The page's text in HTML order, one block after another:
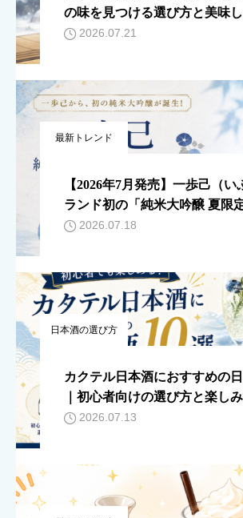
の味を見つける選び方と美味
2026.07.21
最新トレンド
【2026年7月発売】一歩己（い
ランド初の「純米大吟醸 夏限
場！この夏飲みたい一本。
2026.07.18
日本酒の選び方
カクテル日本酒におすすめの
｜初心者向けの選び方と楽し
2026.07.13